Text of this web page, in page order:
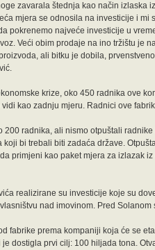
zavarala štednja kao način izlaska
mjera se odnosila na investicije i
pokrenemo najveće investicije u
Veći obim prodaje na ino tržištu je
ali bitku je dobila,
krize, oko 450 radnika ove
kao zadnju mjeru. Radnici ove
radnika, ali nismo otpuštali
bi trebali biti zadaća države.
primjeni kao paket mjera za izlazak
realizirane su investicije koje su
nad imovinom. Pred
fabrike prema kompaniji koja će se
dostigla prvi cilj: 100 hiljada tona.